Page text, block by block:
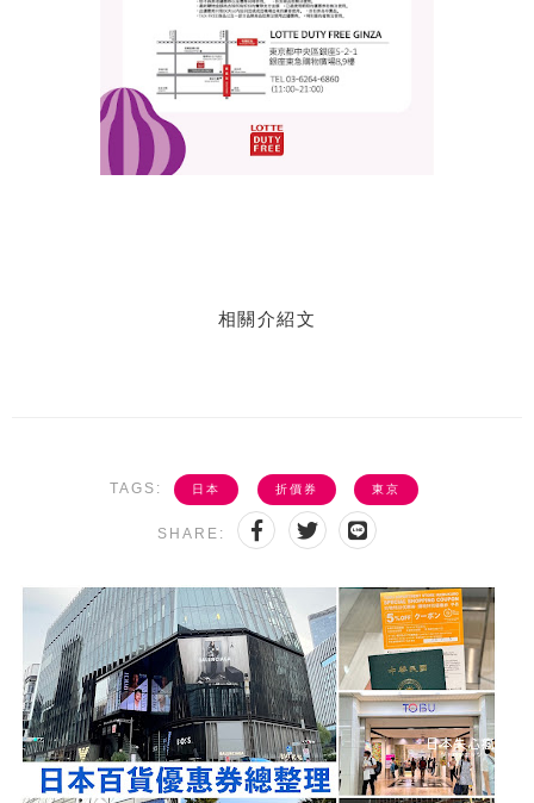
相關介紹文
TAGS: 日本 折價券 東京
SHARE: